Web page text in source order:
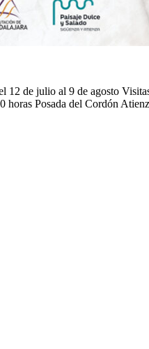
12 de julio al 9 de agosto
horas Posada del Cordón